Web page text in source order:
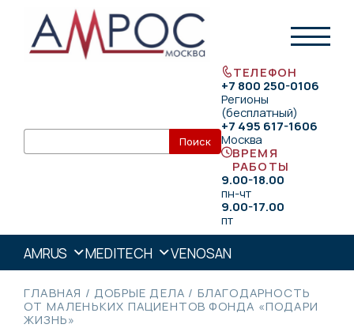
ТЕЛЕФОН
+7 800 250-0106
Регионы
(бесплатный)
+7 495 617-1606
Москва
ВРЕМЯ
РАБОТЫ
9.00-18.00
пн-чт
9.00-17.00
пт
AMRUS MEDITECH VENOSAN
ГЛАВНАЯ / ДОБРЫЕ ДЕЛА / БЛАГОДАРНОСТЬ
ОТ МАЛЕНЬКИХ ПАЦИЕНТОВ ФОНДА «ПОДАРИ
ЖИЗНЬ»